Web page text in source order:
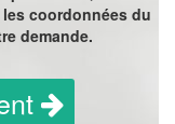
coordonnées du
demande.